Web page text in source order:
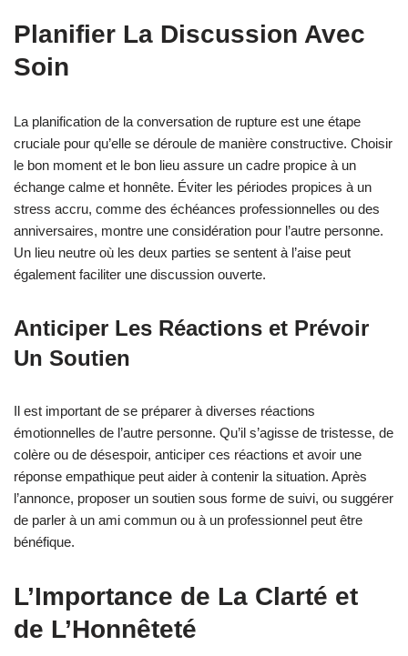
Planifier La Discussion Avec
Soin
La planification de la conversation de rupture est une étape
cruciale pour qu’elle se déroule de manière constructive. Choisir
le bon moment et le bon lieu assure un cadre propice à un
échange calme et honnête. Éviter les périodes propices à un
stress accru, comme des échéances professionnelles ou des
anniversaires, montre une considération pour l’autre personne.
Un lieu neutre où les deux parties se sentent à l’aise peut
également faciliter une discussion ouverte.
Anticiper Les Réactions et Prévoir
Un Soutien
Il est important de se préparer à diverses réactions
émotionnelles de l’autre personne. Qu’il s’agisse de tristesse, de
colère ou de désespoir, anticiper ces réactions et avoir une
réponse empathique peut aider à contenir la situation. Après
l’annonce, proposer un soutien sous forme de suivi, ou suggérer
de parler à un ami commun ou à un professionnel peut être
bénéfique.
L’Importance de La Clarté et
de L’Honnêteté